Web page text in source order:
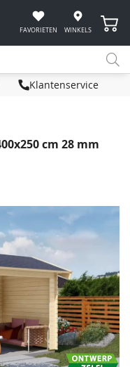
FAVORIETEN WINKELS
Klantenservice
cm 28 mm